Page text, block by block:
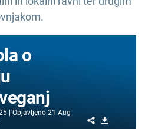
o
Objavljeno 21 Aug
Share